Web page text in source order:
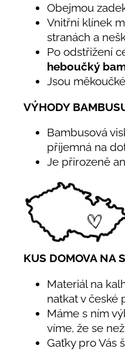
Obejmou
Vnitřní klínek
stranách a
Po odstřižení
heboučký
Jsou
VÝHODY
Bambusová
příjemná na
Je přirozeně
KUS DOMOVA NA
Materiál na
natkat v české
Máme s ním
víme, že se
Gaťky pro Vás